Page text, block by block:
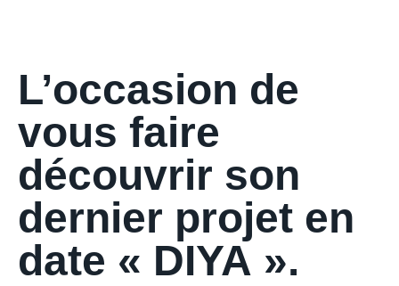
L’occasion de
vous faire
découvrir son
dernier projet en
date « DIYA ».